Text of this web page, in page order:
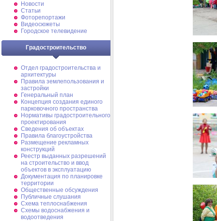
Новости
Статьи
Фоторепортажи
Видеосюжеты
Городское телевидение
Градостроительство
Отдел градостроительства и
архитектуры
Правила землепользования и
застройки
Генеральный план
Концепция создания единого
парковочного пространства
Нормативы градостроительного
проектирования
Сведения об объектах
Правила благоустройства
Размещение рекламных
конструкций
Реестр выданных разрешений
на строительство и ввод
объектов в эксплуатацию
Документация по планировке
территории
Общественные обсуждения
Публичные слушания
Схема теплоснабжения
Схемы водоснабжения и
водоотведения